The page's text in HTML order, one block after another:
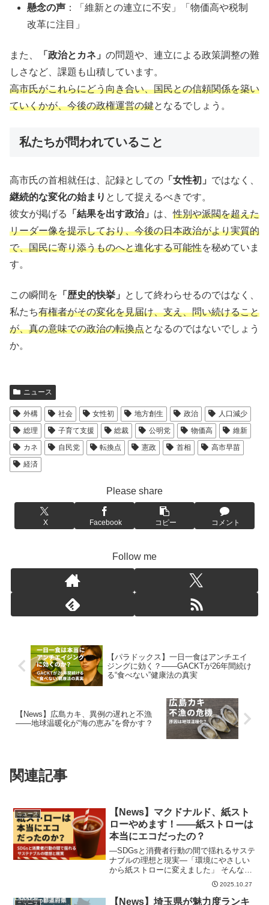
懸念の声 ：「維新との連立に不安」「物価高や税制
改革に注目」
また、 「政治とカネ」 の問題や、連立による政策調整の難
しさなど、課題も山積しています。
高市氏がこれらにどう向き合い、国民との信頼関係を築い
ていくかが、今後の政権運営の鍵となるでしょう。
私たちが問われていること
高市氏の首相就任は、記録としての 「女性初」 ではなく、
継続的な変化の始まり として捉えるべきです。
彼女が掲げる
「結果を出す政治」 は、性別や派閥を超えた
リーダー像を提示しており、今後の日本政治がより実質的
で、国民に寄り添うものへと進化する可能性を秘めていま
す。
この瞬間を 「歴史的快挙」
として終わらせるのではなく、
私たち有権者がその変化を見届け、支え、問い続けること
が、真の意味での政治の転換点となるのではないでしょう
か。
ニュース
外構 社会 女性初 地方創生 政治
人口減少
総理
子育て支援 総裁 公明党 物価高
維新
カネ
自民党 転換点 憲政 首相
高市早苗
経済
Please share
X Facebook コピー コメント
Follow me
【パラドックス】一日一食はアンチエイ
ジングに効く？――GACKTが26年間続け
る“食べない”健康法の真実
【News】広島カキ、異例の遅れと不漁
――地球温暖化が“海の恵み”を脅かす？
関連記事
ニュース
【News】マクドナルド、紙スト
ローやめます！――紙ストローは
本当にエコだったの？
—SDGsと消費者行動の間で揺れるサステ
ナブルの理想と現実—「環境にやさしい
から紙ストローに変えました」 そんな言
2025.10.27
ニュース
【News】埼玉県が魅力度ランキ